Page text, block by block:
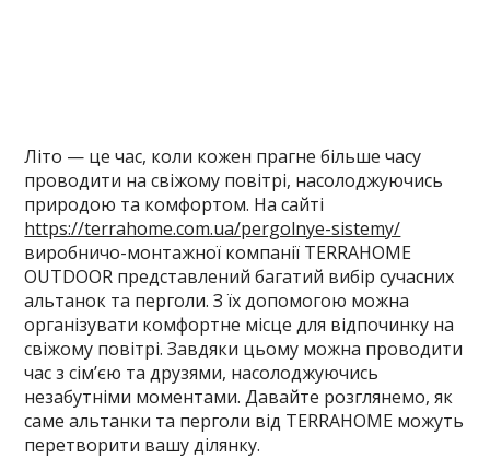
Літо — це час, коли кожен прагне більше часу
проводити на свіжому повітрі, насолоджуючись
природою та комфортом. На сайті
https://terrahome.com.ua/pergolnye-sistemy/
виробничо-монтажної компанії TERRAHOME
OUTDOOR представлений багатий вибір сучасних
альтанок та перголи. З їх допомогою можна
організувати комфортне місце для відпочинку на
свіжому повітрі. Завдяки цьому можна проводити
час з сім’єю та друзями, насолоджуючись
незабутніми моментами. Давайте розглянемо, як
саме альтанки та перголи від TERRAHOME можуть
перетворити вашу ділянку.